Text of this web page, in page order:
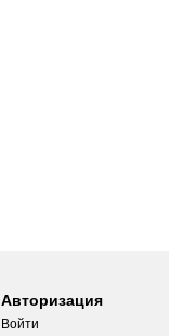
Авторизация
Войти